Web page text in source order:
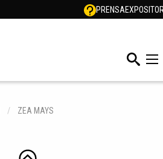
PRENSA
ZEA MAYS